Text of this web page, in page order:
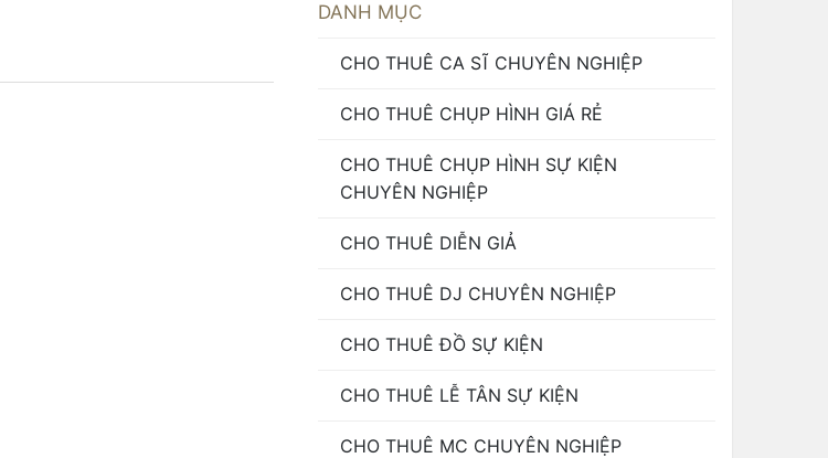
DANH MỤC
CHO THUÊ CA SĨ CHUYÊN NGHIỆP
CHO THUÊ CHỤP HÌNH GIÁ RẺ
CHO THUÊ CHỤP HÌNH SỰ KIỆN
CHUYÊN NGHIỆP
CHO THUÊ DIỄN GIẢ
CHO THUÊ DJ CHUYÊN NGHIỆP
CHO THUÊ ĐỒ SỰ KIỆN
CHO THUÊ LỄ TÂN SỰ KIỆN
CHO THUÊ MC CHUYÊN NGHIỆP